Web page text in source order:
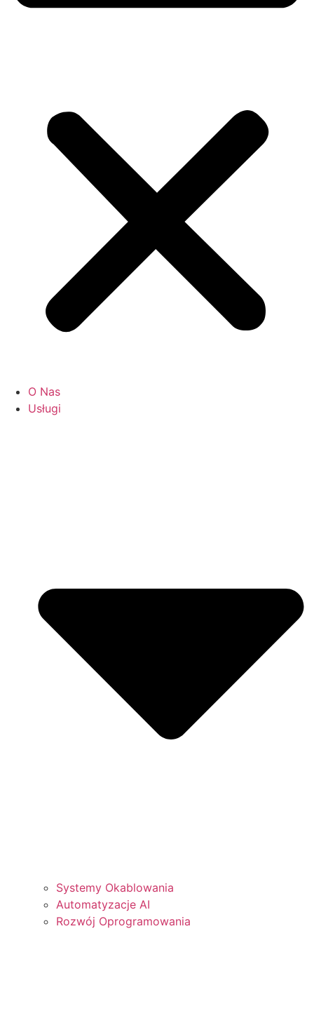
O Nas
Usługi
Systemy Okablowania
Automatyzacje AI
Rozwój Oprogramowania